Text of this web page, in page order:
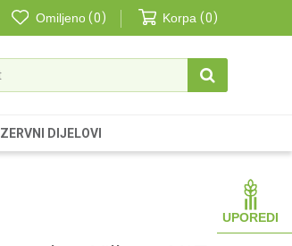
Omiljeno 0 Korpa 0
DIJELOVI
UPOREDI